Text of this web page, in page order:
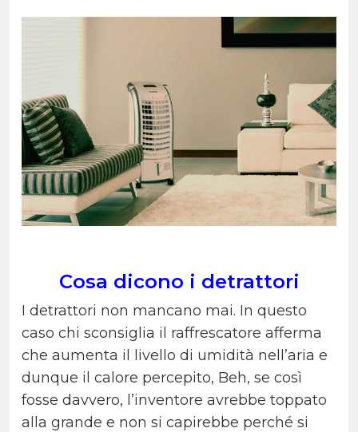
Cosa dicono i detrattori
I detrattori non mancano mai. In questo
caso chi sconsiglia il raffrescatore afferma
che aumenta il livello di umidità nell’aria e
dunque il calore percepito, Beh, se così
fosse davvero, l’inventore avrebbe toppato
alla grande e non si capirebbe perché si